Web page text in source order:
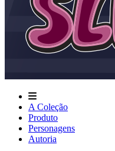
A Coleção
Produto
Personagens
Autoria